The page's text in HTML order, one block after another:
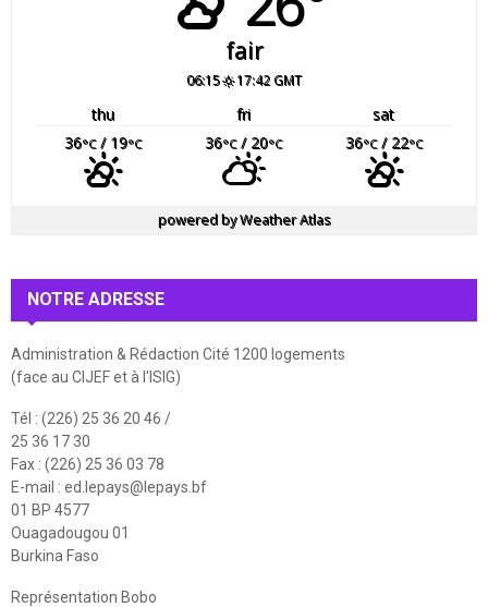
fair
06:15 17:42 GMT
thu fri
sat
36°C/ 19°C 36°C/ 20°C 36°C/ 22°C
powered byWeather Atlas
NOTRE ADRESSE
Administration & Rédaction Cité 1200 logements
(face au CIJEF et à l'ISIG)
Tél : (226) 25 36 20 46 /
25 36 17 30
Fax : (226) 25 36 03 78
E-mail : ed.lepays@lepays.bf
01 BP 4577
Ouagadougou 01
Burkina Faso
Représentation Bobo